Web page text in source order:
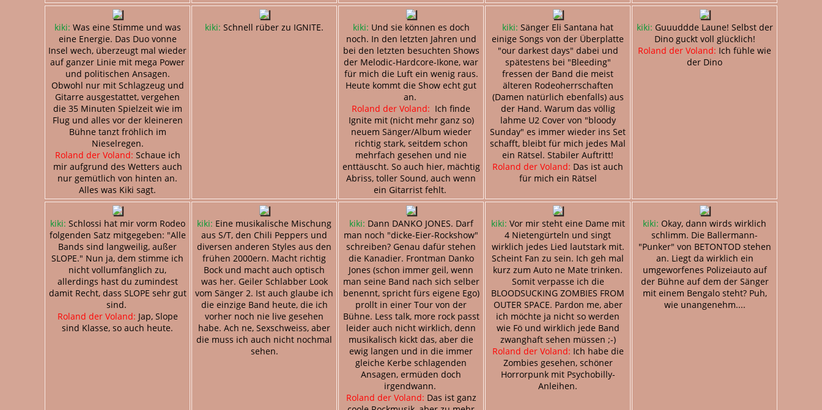
kiki: Was eine Stimme und was
eine Energie. Das Duo vonne
Insel wech, überzeugt mal wieder
auf ganzer Linie mit mega Power
und politischen Ansagen.
Obwohl nur mit Schlagzeug und
Gitarre ausgestattet, vergehen
die 35 Minuten Spielzeit wie im
Flug und alles vor der kleineren
Bühne tanzt fröhlich im
Nieselregen.
Roland der Voland: Schaue ich
mir aufgrund des Wetters auch
nur gemütlich von hinten an.
Alles was Kiki sagt.
kiki: Schnell rüber zu IGNITE. kiki: Und sie können es doch
noch. In den letzten Jahren und
bei den letzten besuchten Shows
der Melodic-Hardcore-Ikone, war
für mich die Luft ein wenig raus.
Heute kommt die Show echt gut
an.
Roland der Voland: Ich finde
Ignite mit (nicht mehr ganz so)
neuem Sänger/Album wieder
richtig stark, seitdem schon
mehrfach gesehen und nie
enttäuscht. So auch hier, mächtig
Abriss, toller Sound, auch wenn
ein Gitarrist fehlt.
kiki: Sänger Eli Santana hat
einige Songs von der Überplatte
"our darkest days" dabei und
spätestens bei "Bleeding"
fressen der Band die meist
älteren Rodeoherrschaften
(Damen natürlich ebenfalls) aus
der Hand. Warum das völlig
lahme U2 Cover von "bloody
Sunday" es immer wieder ins Set
schafft, bleibt für mich jedes Mal
ein Rätsel. Stabiler Auftritt!
Roland der Voland: Das ist auch
für mich ein Rätsel
kiki: Guuuddde Laune! Selbst der
Dino guckt voll glücklich!
Roland der Voland: Ich fühle wie
der Dino
kiki: Schlossi hat mir vorm Rodeo
folgenden Satz mitgegeben: "Alle
Bands sind langweilig, außer
SLOPE." Nun ja, dem stimme ich
nicht vollumfänglich zu,
allerdings hast du zumindest
damit Recht, dass SLOPE sehr gut
sind.
Roland der Voland: Jap, Slope
sind Klasse, so auch heute.
kiki: Eine musikalische Mischung
aus S/T, den Chili Peppers und
diversen anderen Styles aus den
frühen 2000ern. Macht richtig
Bock und macht auch optisch
was her. Geiler Schlabber Look
vom Sänger 2. Ist auch glaube ich
die einzige Band heute, die ich
vorher noch nie live gesehen
habe. Ach ne, Sexschweiss, aber
die muss ich auch nicht nochmal
sehen.
kiki: Dann DANKO JONES. Darf
man noch "dicke-Eier-Rockshow"
schreiben? Genau dafür stehen
die Kanadier. Frontman Danko
Jones (schon immer geil, wenn
man seine Band nach sich selber
benennt, spricht fürs eigene Ego)
prollt in einer Tour von der
Bühne. Less talk, more rock passt
leider auch nicht wirklich, denn
musikalisch kickt das, aber die
ewig langen und in die immer
gleiche Kerbe schlagenden
Ansagen, ermüden doch
irgendwann.
Roland der Voland: Das ist ganz
kiki: Vor mir steht eine Dame mit
4 Nietengürteln und singt
wirklich jedes Lied lautstark mit.
Scheint Fan zu sein. Ich geh mal
kurz zum Auto ne Mate trinken.
Somit verpasse ich die
BLOODSUCKING ZOMBIES FROM
OUTER SPACE. Pardon me, aber
ich möchte ja nicht so werden
wie Fö und wirklich jede Band
zwanghaft sehen müssen ;-)
Roland der Voland: Ich habe die
Zombies gesehen, schöner
Horrorpunk mit Psychobilly-
Anleihen.
kiki: Okay, dann wirds wirklich
schlimm. Die Ballermann-
"Punker" von BETONTOD stehen
an. Liegt da wirklich ein
umgeworfenes Polizeiauto auf
der Bühne auf dem der Sänger
mit einem Bengalo steht? Puh,
wie unangenehm....